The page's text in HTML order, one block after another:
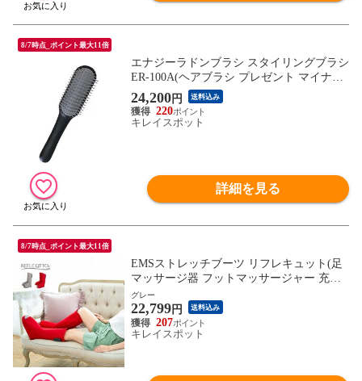
8/7時点_ポイント最大11倍
エナジーラドンブラシ スタイリングブラシ
ER-100A(ヘアブラシ プレゼント マイナス
イオン ブラシ マッサージ 頭皮 髪 ラドン
鉱石 髪の毛 くし 櫛 ブラッシング スカル
プケア 女性 男性 頭皮ケア ヘアケア ヘア
24,200円 送料込み
220
キレイスポット
詳細を見る
8/7時点_ポイント最大11倍
EMSストレッチブーツ リフレキュット(足
マッサージ器 フットマッサージャー 充電
式 コードレス フットマッサージ)(足) ※1
枚目の画像は代表イメージのため色・柄が
異なる場合がございます。2枚目以降の画
像でご希望の色・柄をご確認下さい。
グレー
22,799円 送料込み
207
キレイスポット